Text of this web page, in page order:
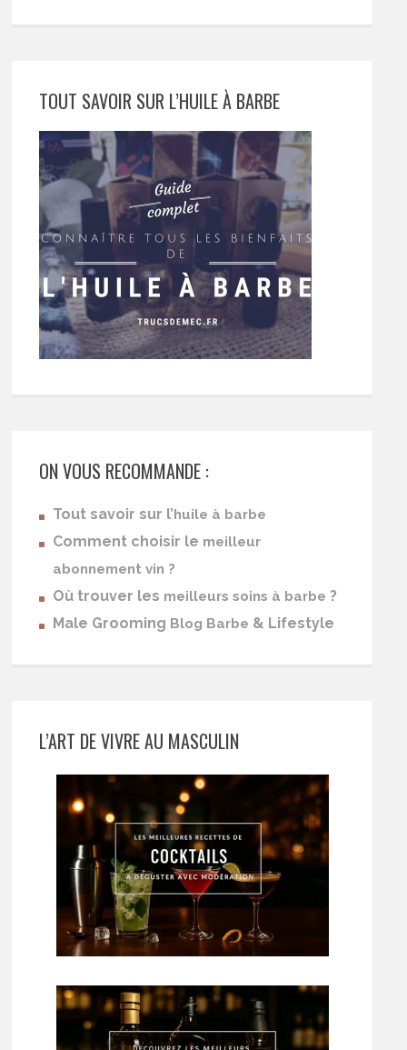
TOUT SAVOIR SUR L’HUILE À BARBE
ON VOUS RECOMMANDE :
Tout savoir sur l’huile à barbe
Comment choisir le meilleur
abonnement vin ?
Où trouver les meilleurs soins à barbe ?
Male Grooming Blog Barbe & Lifestyle
L’ART DE VIVRE AU MASCULIN